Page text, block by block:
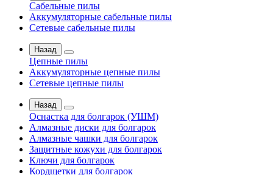
Сабельные пилы
Аккумуляторные сабельные пилы
Сетевые сабельные пилы
Назад
Цепные пилы
Аккумуляторные цепные пилы
Сетевые цепные пилы
Назад
Оснастка для болгарок (УШМ)
Алмазные диски для болгарок
Алмазные чашки для болгарок
Защитные кожухи для болгарок
Ключи для болгарок
Кордщетки для болгарок